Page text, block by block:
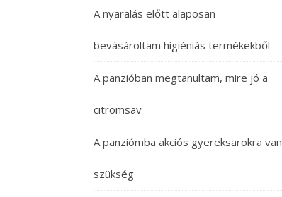
A nyaralás előtt alaposan
bevásároltam higiéniás termékekből
A panzióban megtanultam, mire jó a
citromsav
A panziómba akciós gyereksarokra van
szükség